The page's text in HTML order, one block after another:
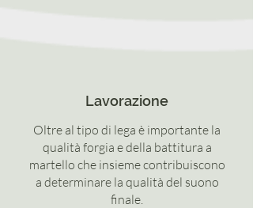
Lavorazione
Oltre al tipo di lega è importante la
qualità forgia e della battitura a
martello che insieme contribuiscono
a determinare la qualità del suono
finale.